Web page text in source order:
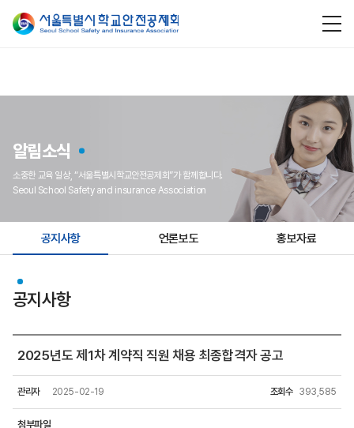
알림소식
소중한 교육 일상, “서울특별시학교안전공제회”가 함께합니다.
Seoul School Safety and insurance Association
공지사항 언론보도 홍보자료
공지사항
2025년도 제1차 계약직 직원 채용 최종합격자 공고
관리자 2025-02-19 조회수 393,585
첨부파일